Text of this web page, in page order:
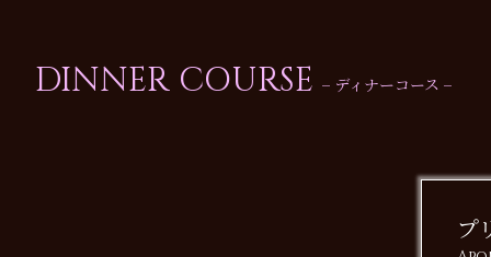
DINNER COURSE – ディナーコース –
プ